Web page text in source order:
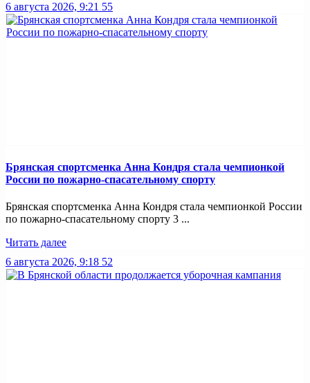
6 августа 2026, 9:21 55
Брянская спортсменка Анна Кондря стала чемпионкой
России по пожарно-спасательному спорту
Брянская спортсменка Анна Кондря стала чемпионкой России
по пожарно-спасательному спорту 3 ...
Читать далее
6 августа 2026, 9:18 52